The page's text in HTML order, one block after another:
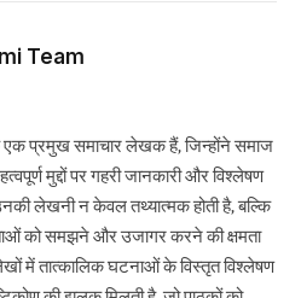
Team
प्रमुख समाचार लेखक हैं, जिन्होंने समाज
मुद्दों पर गहरी जानकारी और विश्लेषण
लेखनी न केवल तथ्यात्मक होती है, बल्कि
को समझने और उजागर करने की क्षमता
में तात्कालिक घटनाओं के विस्तृत विश्लेषण